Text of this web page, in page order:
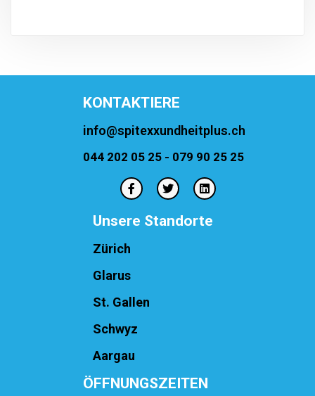
KONTAKTIERE
info@spitexxundheitplus.ch
044 202 05 25 - 079 90 25 25
Unsere Standorte
Zürich
Glarus
St. Gallen
Schwyz
Aargau
ÖFFNUNGSZEITEN